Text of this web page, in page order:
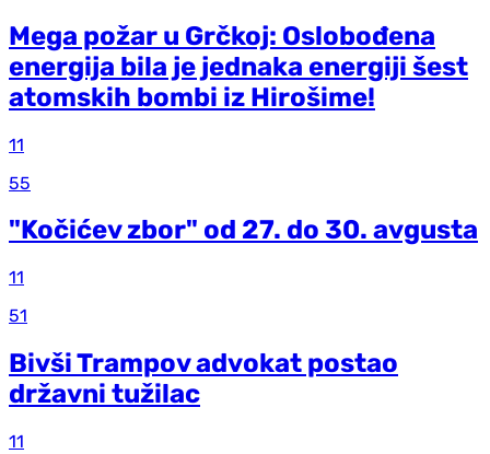
Mega požar u Grčkoj: Oslobođena
energija bila je jednaka energiji šest
atomskih bombi iz Hirošime!
11
55
"Kočićev zbor" od 27. do 30. avgusta
11
51
Bivši Trampov advokat postao
državni tužilac
11